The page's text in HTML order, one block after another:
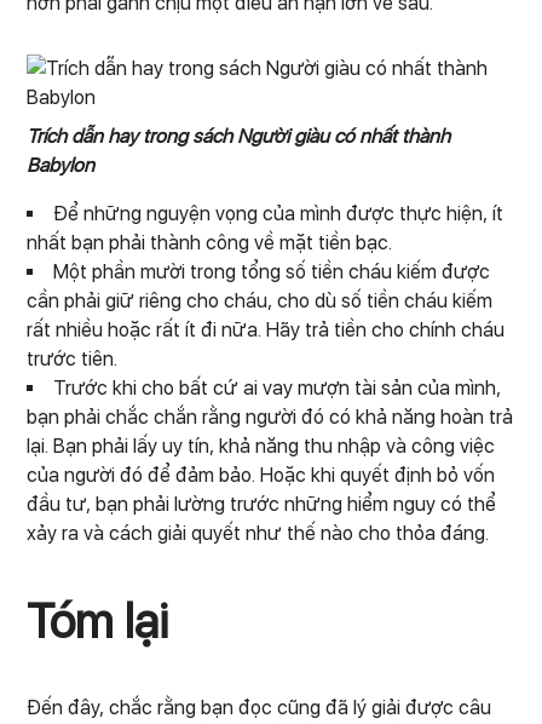
Trích dẫn hay trong sách Người giàu có nhất thành
Babylon
Để những nguyện vọng của mình được thực hiện, ít
nhất bạn phải thành công về mặt tiền bạc.
Một phần mười trong tổng số tiền cháu kiếm được
cần phải giữ riêng cho cháu, cho dù số tiền cháu kiếm
rất nhiều hoặc rất ít đi nữa. Hãy trả tiền cho chính cháu
trước tiên.
Trước khi cho bất cứ ai vay mượn tài sản của mình,
bạn phải chắc chắn rằng người đó có khả năng hoàn trả
lại. Bạn phải lấy uy tín, khả năng thu nhập và công việc
của người đó để đảm bảo. Hoặc khi quyết định bỏ vốn
đầu tư, bạn phải lường trước những hiểm nguy có thể
xảy ra và cách giải quyết như thế nào cho thỏa đáng.
Tóm lại
Đến đây, chắc rằng bạn đọc cũng đã lý giải được câu